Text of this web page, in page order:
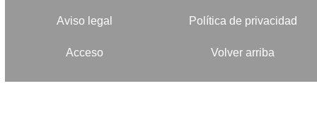
Aviso legal Política de privacidad
Acceso Volver arriba